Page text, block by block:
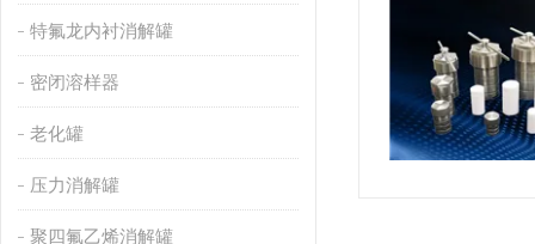
特氟龙内衬消解罐
密闭溶样器
老化罐
压力消解罐
聚四氟乙烯消解罐